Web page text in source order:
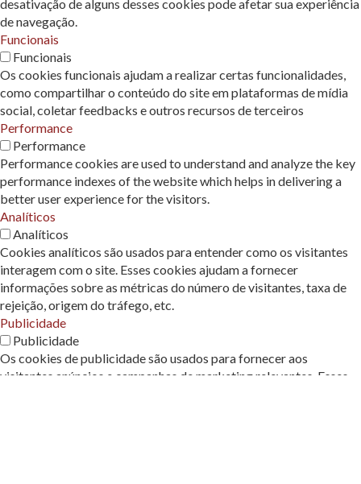
desativação de alguns desses cookies pode afetar sua experiência
de navegação.
Funcionais
Funcionais
Os cookies funcionais ajudam a realizar certas funcionalidades,
como compartilhar o conteúdo do site em plataformas de mídia
social, coletar feedbacks e outros recursos de terceiros
Performance
Performance
Performance cookies are used to understand and analyze the key
performance indexes of the website which helps in delivering a
better user experience for the visitors.
Analíticos
Analíticos
Cookies analíticos são usados ​​para entender como os visitantes
interagem com o site. Esses cookies ajudam a fornecer
informações sobre as métricas do número de visitantes, taxa de
rejeição, origem do tráfego, etc.
Publicidade
Publicidade
Os cookies de publicidade são usados ​​para fornecer aos
visitantes anúncios e campanhas de marketing relevantes. Esses